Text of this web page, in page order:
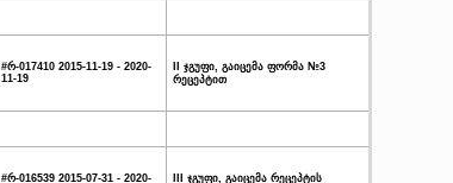
#რ-017410 2015-11-19 - 2020-
11-19
II ჯგუფი, გაიცემა ფორმა №3
რეცეპტით
#რ-016539 2015-07-31 - 2020-
III ჯგუფი, გაიცემა რეცეპტის